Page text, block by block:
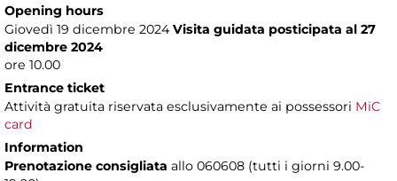
Opening hours
Giovedì 19 dicembre 2024Visita guidata posticipata al 27
dicembre 2024
ore 10.00
Entrance ticket
Attività gratuita riservata esclusivamente ai possessori MiC
card
Information
Prenotazione consigliata allo 060608 (tutti i giorni 9.00-